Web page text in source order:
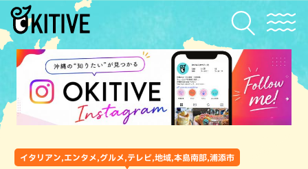
イタリアン,エンタメ,グルメ,テレビ,地域,本島南部,浦添市